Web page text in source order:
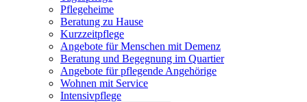
Pflegeheime
Beratung zu Hause
Kurzzeitpflege
Angebote für Menschen mit Demenz
Beratung und Begegnung im Quartier
Angebote für pflegende Angehörige
Wohnen mit Service
Intensivpflege